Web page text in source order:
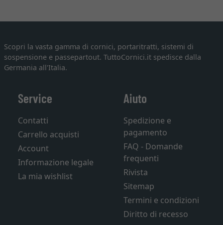
Scopri la vasta gamma di cornici, portaritratti, sistemi di
sospensione e passepartout. TuttoCornici.it spedisce dalla
Germania all'Italia.
Service
Contatti
Carrello acquisti
Account
Informazione legale
La mia wishlist
Aiuto
Spedizione e
pagamento
FAQ - Domande
frequenti
Rivista
Sitemap
Termini e condizioni
Diritto di recesso